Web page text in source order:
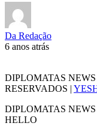
Da Redação
6 anos atrás
DIPLOMATAS
RESERVADOS |
DIPLOMATAS
HELLO